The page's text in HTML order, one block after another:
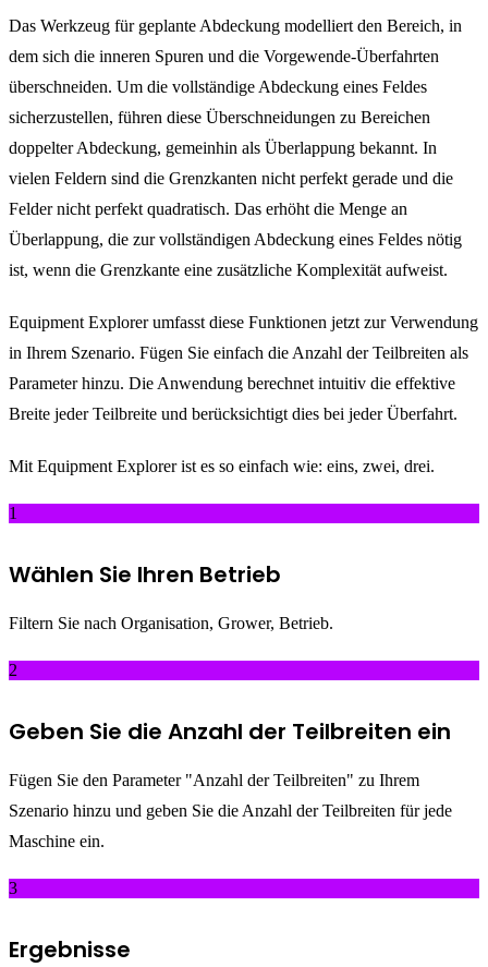
Das Werkzeug für geplante Abdeckung modelliert den Bereich, in
dem sich die inneren Spuren und die Vorgewende-Überfahrten
überschneiden. Um die vollständige Abdeckung eines Feldes
sicherzustellen, führen diese Überschneidungen zu Bereichen
doppelter Abdeckung, gemeinhin als Überlappung bekannt. In
vielen Feldern sind die Grenzkanten nicht perfekt gerade und die
Felder nicht perfekt quadratisch. Das erhöht die Menge an
Überlappung, die zur vollständigen Abdeckung eines Feldes nötig
ist, wenn die Grenzkante eine zusätzliche Komplexität aufweist.
Equipment Explorer umfasst diese Funktionen jetzt zur Verwendung
in Ihrem Szenario. Fügen Sie einfach die Anzahl der Teilbreiten als
Parameter hinzu. Die Anwendung berechnet intuitiv die effektive
Breite jeder Teilbreite und berücksichtigt dies bei jeder Überfahrt.
Mit Equipment Explorer ist es so einfach wie: eins, zwei, drei.
1
Wählen Sie Ihren Betrieb
Filtern Sie nach Organisation, Grower, Betrieb.
2
Geben Sie die Anzahl der Teilbreiten ein
Fügen Sie den Parameter "Anzahl der Teilbreiten" zu Ihrem
Szenario hinzu und geben Sie die Anzahl der Teilbreiten für jede
Maschine ein.
3
Ergebnisse